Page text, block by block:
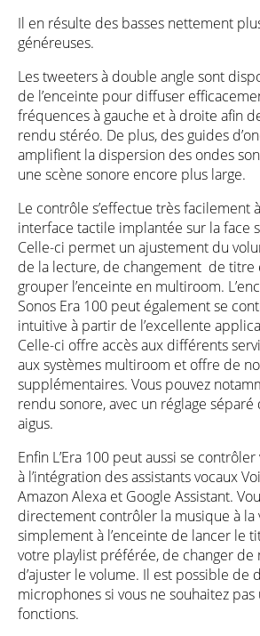
Il en résulte des basses nettement
généreuses.
Les tweeters à double angle sont
de l’enceinte pour diffuser
fréquences à gauche et à droite afin
rendu stéréo. De plus, des guides
amplifient la dispersion des ondes
une scène sonore encore plus large.
Le contrôle s’effectue très facilement
interface tactile implantée sur la face
Celle-ci permet un ajustement du
de la lecture, de changement de titre
grouper l’enceinte en multiroom.
Sonos Era 100 peut également se
intuitive à partir de l’excellente
Celle-ci offre accès aux différents
aux systèmes multiroom et offre de
supplémentaires. Vous pouvez
rendu sonore, avec un réglage séparé
aigus.
Enfin L’Era 100 peut aussi se
à l’intégration des assistants vocaux
Amazon Alexa et Google Assistant.
directement contrôler la musique à la
simplement à l’enceinte de lancer le
votre playlist préférée, de changer de
d’ajuster le volume. Il est possible de
microphones si vous ne souhaitez
fonctions.